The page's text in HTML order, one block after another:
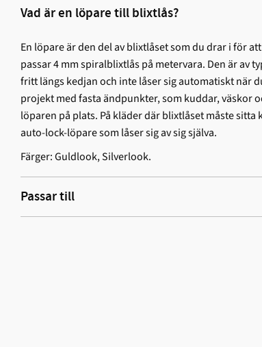
Vad är en löpare till blixtlås?
En löpare är den del av blixtlåset som du drar i för
passar 4 mm spiralblixtlås på metervara. Den är av
fritt längs kedjan och inte låser sig automatiskt när
projekt med fasta ändpunkter, som kuddar, väskor
löparen på plats. På kläder där blixtlåset måste
auto-lock-löpare som låser sig av sig själva.
Färger: Guldlook, Silverlook.
Passar till